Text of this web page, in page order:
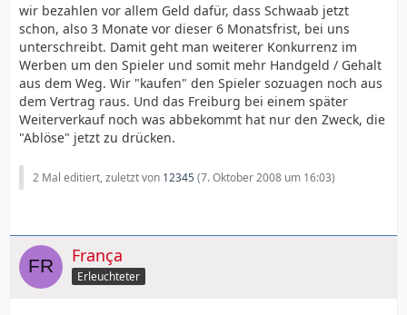
wir bezahlen vor allem Geld dafür, dass Schwaab jetzt
schon, also 3 Monate vor dieser 6 Monatsfrist, bei uns
unterschreibt. Damit geht man weiterer Konkurrenz im
Werben um den Spieler und somit mehr Handgeld / Gehalt
aus dem Weg. Wir "kaufen" den Spieler sozuagen noch aus
dem Vertrag raus. Und das Freiburg bei einem später
Weiterverkauf noch was abbekommt hat nur den Zweck, die
"Ablöse" jetzt zu drücken.
2 Mal editiert, zuletzt von 12345(7. Oktober 2008 um 16:03)
França
Erleuchteter